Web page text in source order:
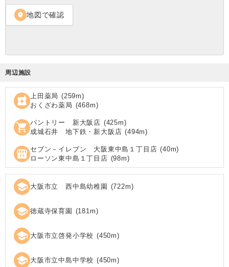
location_on 地図で確認
周辺施設
local_pharmacy 上田薬局 (259m)
おくざわ薬局 (468m)
shopping_cart パントリー 新大阪店 (425m)
成城石井 地下鉄・新大阪店 (494m)
local_convenience_store セブン－イレブン 大阪東中島１丁目店 (40m)
ローソン東中島１丁目店 (98m)
school 大阪市立 西中島幼稚園 (722m)
school 徳蔵寺保育園 (181 m)
school 大阪市立啓発小学校 (450m)
school 大阪市立中島中学校 (450m)